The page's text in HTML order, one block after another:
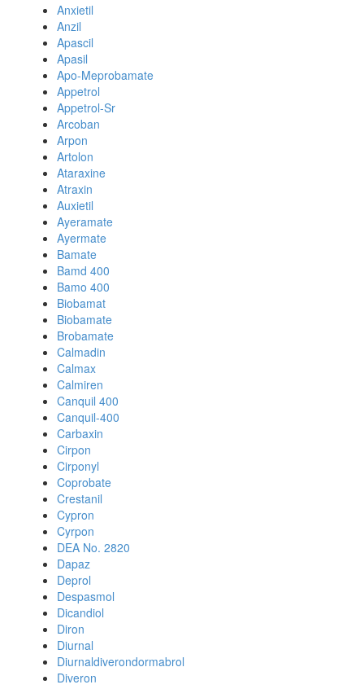
Anxietil
Anzil
Apascil
Apasil
Apo-Meprobamate
Appetrol
Appetrol-Sr
Arcoban
Arpon
Artolon
Ataraxine
Atraxin
Auxietil
Ayeramate
Ayermate
Bamate
Bamd 400
Bamo 400
Biobamat
Biobamate
Brobamate
Calmadin
Calmax
Calmiren
Canquil 400
Canquil-400
Carbaxin
Cirpon
Cirponyl
Coprobate
Crestanil
Cypron
Cyrpon
DEA No. 2820
Dapaz
Deprol
Despasmol
Dicandiol
Diron
Diurnal
Diurnaldiverondormabrol
Diveron